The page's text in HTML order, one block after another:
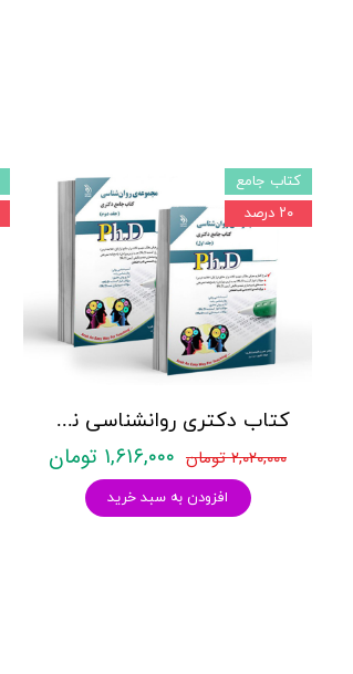
کتاب دکتری روانشناسی نشر آراه - دو جلدی
۲,۰۲۰,۰۰۰ تومان ۱,۶۱۶,۰۰۰ تومان
افزودن به سبد خرید
کتاب جامع
۲۰ درصد